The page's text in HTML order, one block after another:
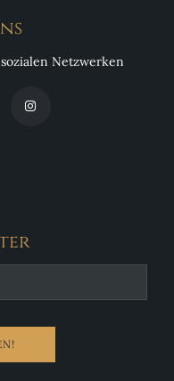
Netzwerken